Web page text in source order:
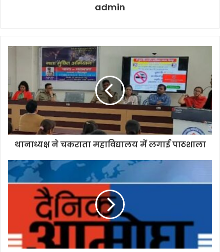
admin
थानाध्यक्ष ने चकराता महाविद्यालय में लगाई पाठशाला